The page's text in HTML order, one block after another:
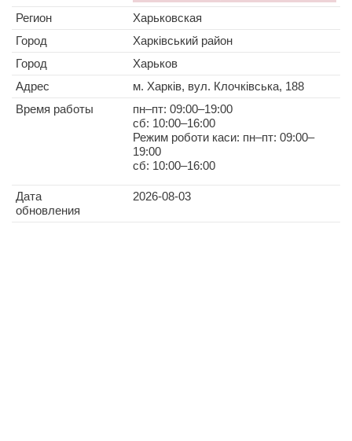
Регион
Харьковская
Город
Харківський район
Город
Харьков
Адрес
м. Харків, вул. Клочківська, 188
Время работы
пн–пт: 09:00–19:00
сб: 10:00–16:00
Режим роботи каси: пн–пт: 09:00–
19:00
сб: 10:00–16:00
Дата
обновления
2026-08-03